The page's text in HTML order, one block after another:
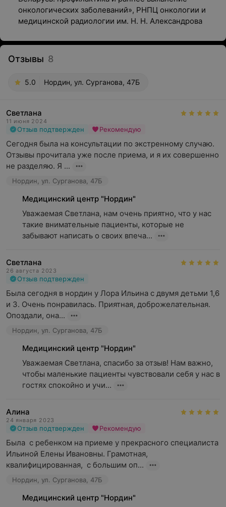
онкологических заболеваний», РНПЦ онкологии и
медицинской радиологии им. Н. Н. Александрова
Отзывы 8
5.0 Нордин, ул. Сурганова, 47Б
Светлана
11 июня 2024
Отзыв подтвержден Рекомендую
Сегодня была на консультации по экстренному случаю.
Отзывы прочитала уже после приема, и я их совершенно
не разделяю. Я ...
Нордин, ул. Сурганова, 47Б
Медицинский центр "Нордин"
Уважаемая Светлана, нам очень приятно, что у нас
такие внимательные пациенты, которые не
забывают написать о своих впеча...
Светлана
26 августа 2023
Отзыв подтвержден
Была сегодня в нордин у Лора Ильина с двумя детьми 1,6
и 3. Очень понравилась. Приятная, доброжелательная.
Опоздали, она...
Нордин, ул. Сурганова, 47Б
Медицинский центр "Нордин"
Уважаемая Светлана, спасибо за отзыв! Нам важно,
чтобы маленькие пациенты чувствовали себя у нас в
гостях спокойно и учи...
Алина
24 января 2023
Отзыв подтвержден Рекомендую
Была  с ребенком на приеме у прекрасного специалиста
Ильиной Елены Ивановны. Грамотная,
квалифицированная,  с большим оп...
Нордин, ул. Сурганова, 47Б
Медицинский центр "Нордин"